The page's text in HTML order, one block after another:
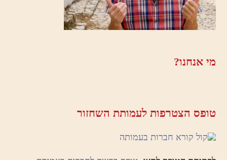
מי אנחנו?
טופס הצטרפות לעמותת השחזור